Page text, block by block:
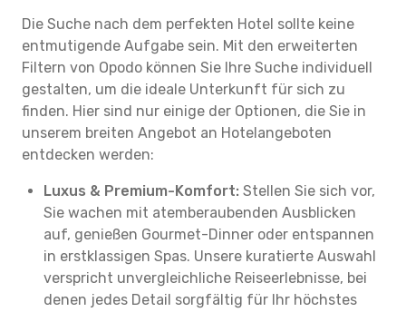
Die Suche nach dem perfekten Hotel sollte keine
entmutigende Aufgabe sein. Mit den erweiterten
Filtern von Opodo können Sie Ihre Suche individuell
gestalten, um die ideale Unterkunft für sich zu
finden. Hier sind nur einige der Optionen, die Sie in
unserem breiten Angebot an Hotelangeboten
entdecken werden:
Luxus & Premium-Komfort: Stellen Sie sich vor,
Sie wachen mit atemberaubenden Ausblicken
auf, genießen Gourmet-Dinner oder entspannen
in erstklassigen Spas. Unsere kuratierte Auswahl
verspricht unvergleichliche Reiseerlebnisse, bei
denen jedes Detail sorgfältig für Ihr höchstes